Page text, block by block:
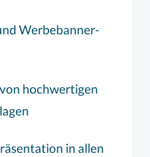
Werbebanner-
hochwertigen
in allen